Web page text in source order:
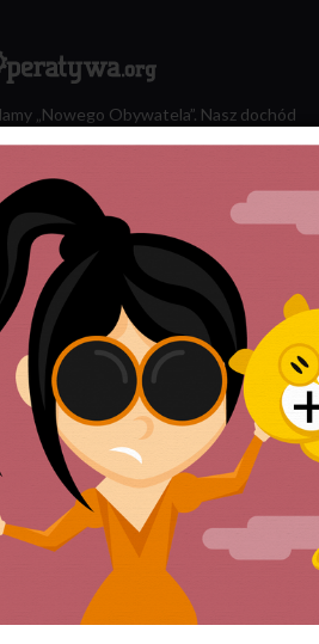
„Nowego Obywatela”. Nasz dochód
»
ciasteczek ·Subskrypcja RSS